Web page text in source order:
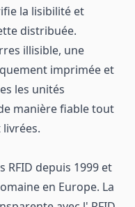
la lisibilité et
distribuée.
illisible, une
imprimée et
les unités
manière fiable tout
depuis 1999 et
en Europe. La